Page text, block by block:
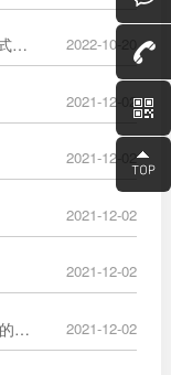
• 擎立干货 | 换热效率高达95%的槽内沉浸式换热器 2022-10-20
2021-12-02
2021-12-02
2021-12-02
2021-12-02
• 预应力固定管板换热器预变形与应力特性的数值分析 2021-12-02